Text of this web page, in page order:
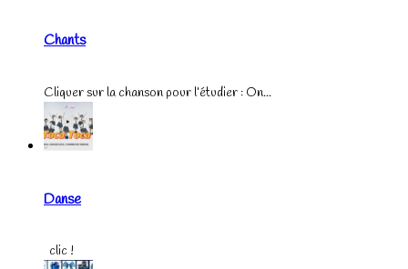
Chants
Cliquer sur la chanson pour l’étudier : On...
Danse
clic !